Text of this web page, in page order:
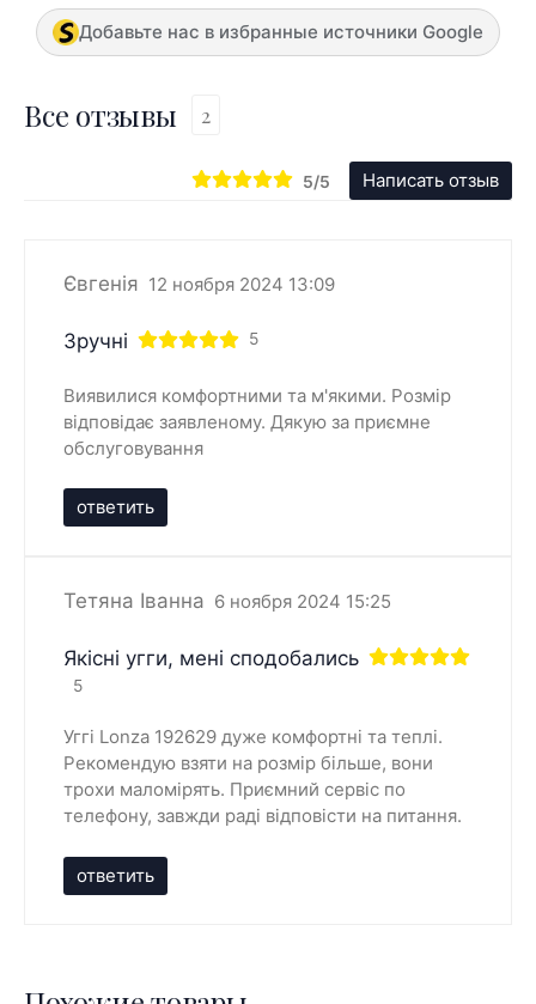
Добавьте нас в избранные источники Google
Все отзывы 2
5/5 Написать отзыв
Євгенія 12 ноября 2024 13:09
Зручні 5
Виявилися комфортними та м'якими. Розмір
відповідає заявленому. Дякую за приємне
обслуговування
ответить
Тетяна Іванна 6 ноября 2024 15:25
Якісні угги, мені сподобались
5
Уггі Lonza 192629 дуже комфортні та теплі.
Рекомендую взяти на розмір більше, вони
трохи маломірять. Приємний сервіс по
телефону, завжди раді відповісти на питання.
ответить